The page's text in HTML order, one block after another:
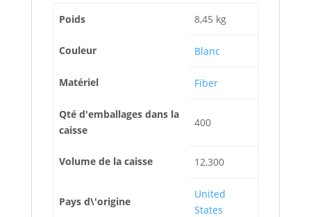
Poids 8,45 kg
Couleur Blanc
Matériel Fiber
Qté d'emballages dans la
caisse
400
Volume de la caisse 12,300
Pays d\'origine
United
States